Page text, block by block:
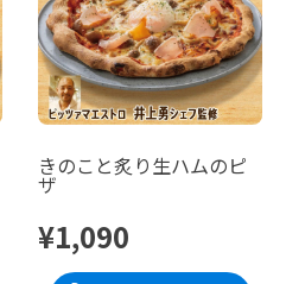
きのこと炙り生ハムのピ
ザ
¥1,090